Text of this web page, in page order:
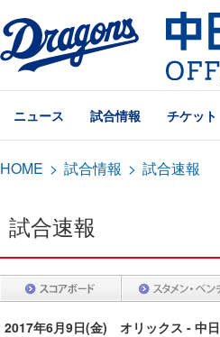
ニュース 試合情報 チケット
HOME > 試合情報 > 試合速報
試合速報
2017年6月9日(金) オリックス -